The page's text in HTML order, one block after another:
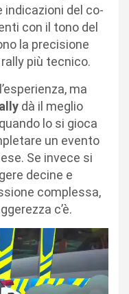
indicazioni del co-
con il tono del
la precisione
più tecnico.
ma
dà il meglio
lo si gioca
un evento
Se invece si
decine e
complessa,
c’è.